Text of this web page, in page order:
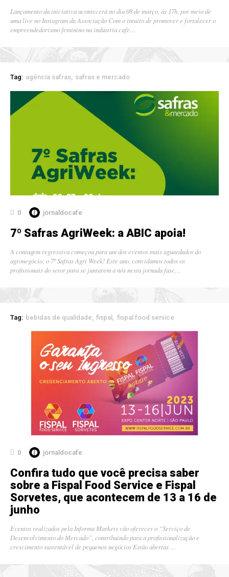
Lançamento da iniciativa acontecerá no dia 08 de março, às 17h, por meio de
uma live no Instagram da Associação Com o intuito de promover e fortalecer o
empreendedorismo feminino na indústria cafe…
Tag: agência safras safras e mercado
0 jornaldocafe
7º Safras AgriWeek: a ABIC apoia!
A contagem regressiva começou para um dos eventos mais aguardados do
agronegócio: o 7º Safras Agri Week! Este ano, convidamos todos os
profissionais do setor para se juntarem a nós nesta jornada fasc…
Tag: bebidas de qualidade fispal fispal food service
0 jornaldocafe
Confira tudo que você precisa saber
sobre a Fispal Food Service e Fispal
Sorvetes, que acontecem de 13 a 16 de
junho
Eventos realizados pela Informa Markets vão oferecer o “Serviço de
Desenvolvimento do Mercado”, contribuindo para a profissionalização e
crescimento sustentável de pequenos negócios Estão abertas …